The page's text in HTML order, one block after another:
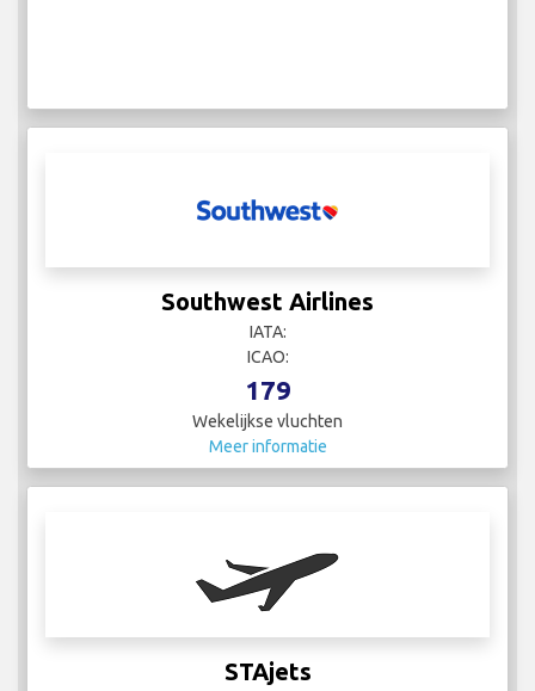
Southwest Airlines
IATA:
ICAO:
179
Wekelijkse vluchten
Meer informatie
STAjets